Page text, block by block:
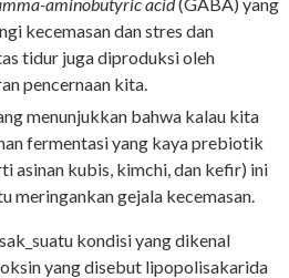
kecemasan dan stres dan
tidur juga diproduksi oleh
pencernaan kita.
menunjukkan bahwa kalau kita
fermentasi yang kaya prebiotik
asinan kubis, kimchi, dan kefir) ini
meringankan gejala kecemasan.
kondisi yang dikenal
yang disebut lipopolisakarida